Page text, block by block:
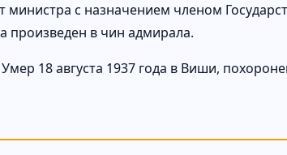
министра с назначением членом
произведен в чин адмирала.
18 августа 1937 года в Виши,